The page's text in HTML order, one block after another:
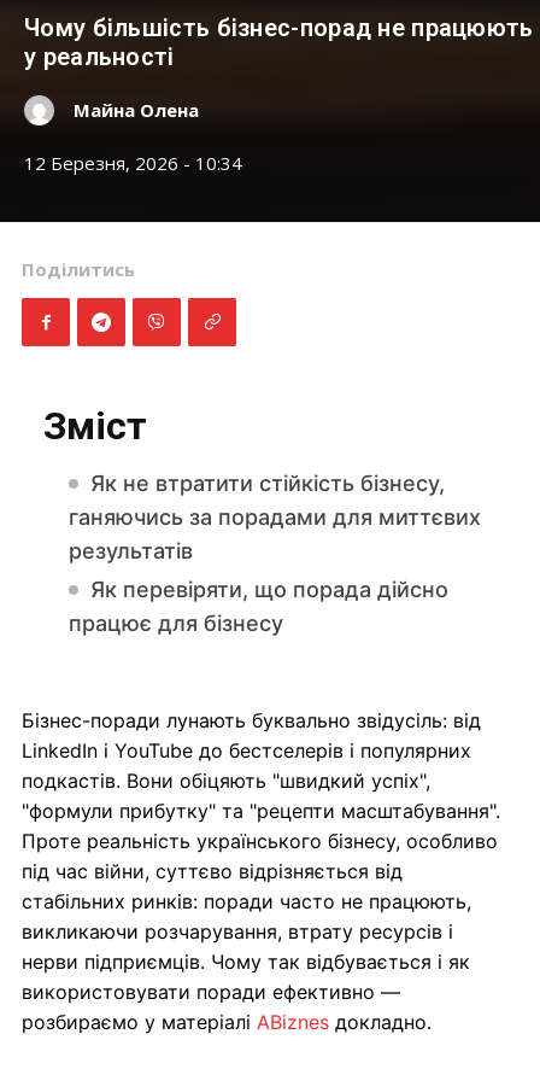
Чому більшість бізнес-порад не працюють
у реальності
Майна Олена
12 Березня, 2026 - 10:34
Поділитись
Зміст
Як не втратити стійкість бізнесу,
ганяючись за порадами для миттєвих
результатів
Як перевіряти, що порада дійсно
працює для бізнесу
Бізнес-поради лунають буквально звідусіль: від
LinkedIn і YouTube до бестселерів і популярних
подкастів. Вони обіцяють "швидкий успіх",
"формули прибутку" та "рецепти масштабування".
Проте реальність українського бізнесу, особливо
під час війни, суттєво відрізняється від
стабільних ринків: поради часто не працюють,
викликаючи розчарування, втрату ресурсів і
нерви підприємців. Чому так відбувається і як
використовувати поради ефективно —
розбираємо у матеріалі ABiznes докладно.